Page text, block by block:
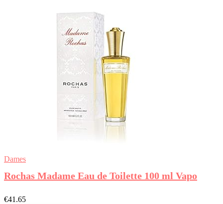
Dames
Rochas Madame Eau de Toilette 100 ml Vapo
€41.65